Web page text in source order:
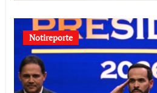
Notireporte